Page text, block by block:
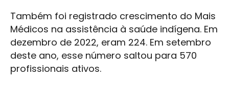
Também foi registrado crescimento do Mais
Médicos na assistência à saúde indígena. Em
dezembro de 2022, eram 224. Em setembro
deste ano, esse número saltou para 570
profissionais ativos.